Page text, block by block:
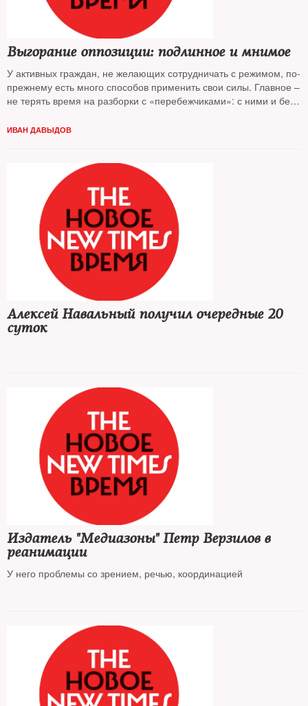
Выгорание оппозиции: подлинное и мнимое
У активных граждан, не желающих сотрудничать с режимом, по-
прежнему есть много способов применить свои силы. Главное –
не терять время на разборки с «перебежчиками»: с ними и без
ИВАН ДАВЫДОВ
Алексей Навальный получил очередные 20
суток
Издатель "Медиазоны" Петр Верзилов в
реанимации
У него проблемы со зрением, речью, координацией